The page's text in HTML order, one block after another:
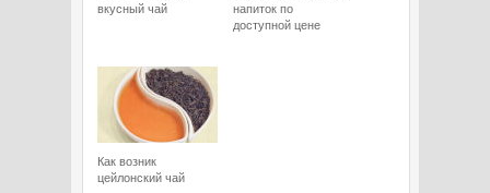
вкусный чай
напиток по
доступной цене
Как возник
цейлонский чай